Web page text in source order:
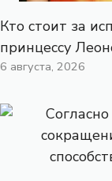
Кто стоит за
принцессу
6 августа, 2026